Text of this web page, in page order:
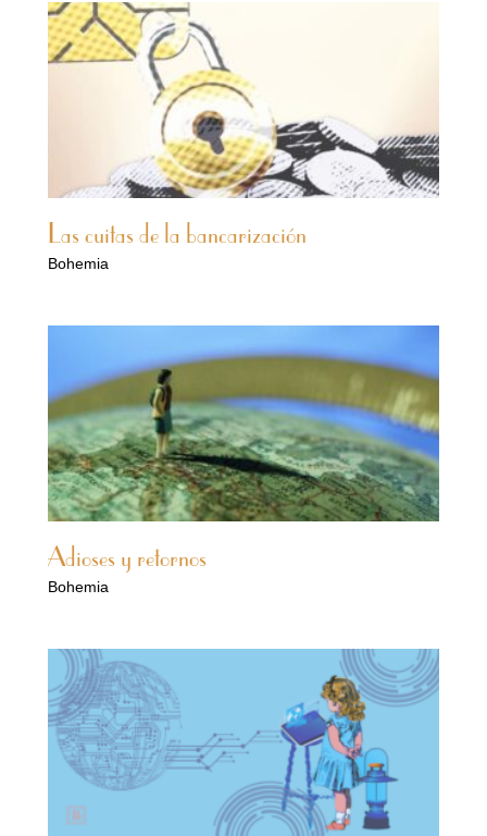
Las cuitas de la bancarización
Bohemia
Adioses y retornos
Bohemia